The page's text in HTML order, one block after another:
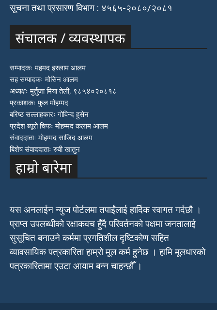
सूचना तथा प्रसारण विभाग : ४५६५-२०८०/२०८१
संचालक / व्यवस्थापक
सम्पादकः महमद इस्लाम आलम
सह सम्पादकः मोसिन आलम
अध्यक्षः मुर्तुजा मिया तेली, ९८५४०२०८१८
प्रकाशकः फुल मोहम्मद
बरिष्ठ सल्लाहकारः गोविन्द हुसेन
प्रदेश ब्यूरो चिफः मोहम्मद कलाम आलम
संवाददाताः मोहम्मद साजिद आलम
बिशेष संवाददाताः रुवी खातुन
हाम्रो बारेमा
यस अनलाईन न्युज पोर्टलमा तपाईंलाई हार्दिक स्वागत गर्दछौ ।
प्राप्त उपलब्धीको रक्षाकवच हुँदै परिवर्तनको पक्षमा जनतालाई
सुसूचित बनाउने कर्ममा प्रगतिशील दृष्टिकोण सहित
व्यावसायिक पत्रकारिता हाम्रो मूल कर्म हुनेछ । हामि मूलधारको
पत्रकारितामा एउटा आयाम बन्न चाहन्छौँ ।